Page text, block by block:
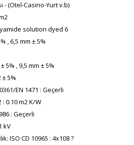
- (Otel-Casino-Yurt v.b)
solution dyed 6
, 6,5 mm ± 5%
5% , 9,5 mm ± 5%
± 5%
EN 1471 : Geçerli
0.10 m2 K/W
: Geçerli
kV
ISO CD 10965 : 4x108 ?